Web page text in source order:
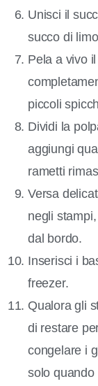
Unisci il
succo di
Pela a vivo
piccoli
Dividi la
aggiungi
rametti
Versa
negli
dal bordo.
Inserisci i
freezer.
Qualora gli
di restare
congelare i
solo quando